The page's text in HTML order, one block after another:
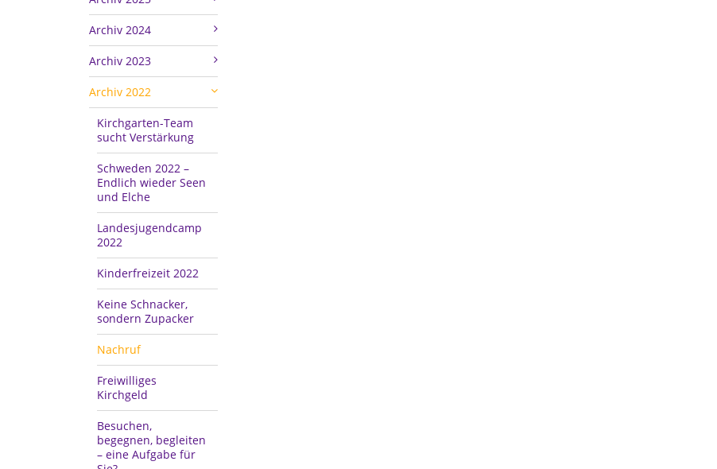
Archiv 2024
Archiv 2023
Archiv 2022
Kirchgarten-Team
sucht Verstärkung
Schweden 2022 –
Endlich wieder Seen
und Elche
Landesjugendcamp
2022
Kinderfreizeit 2022
Keine Schnacker,
sondern Zupacker
Nachruf
Freiwilliges
Kirchgeld
Besuchen,
begegnen, begleiten
– eine Aufgabe für